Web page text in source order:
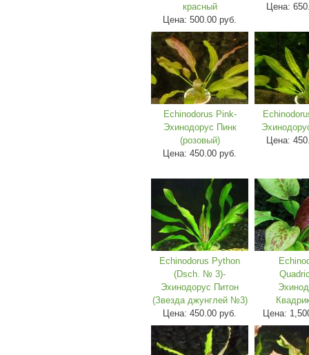
красный
Цена:500.00 руб.
Цена:
Echinodorus Pink-
Эхинодорус Пинк
(розовый)
Цена:450.00 руб.
Цена:
Echinodorus Python
(Dsch. № 3)-
Эхинодорус Питон
(Звезда джунглей №3)
Цена:450.00 руб.
Цена: